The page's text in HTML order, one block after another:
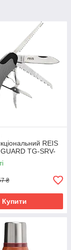
REIS
TG-SRV-
сіро-чорний
₴
Купити